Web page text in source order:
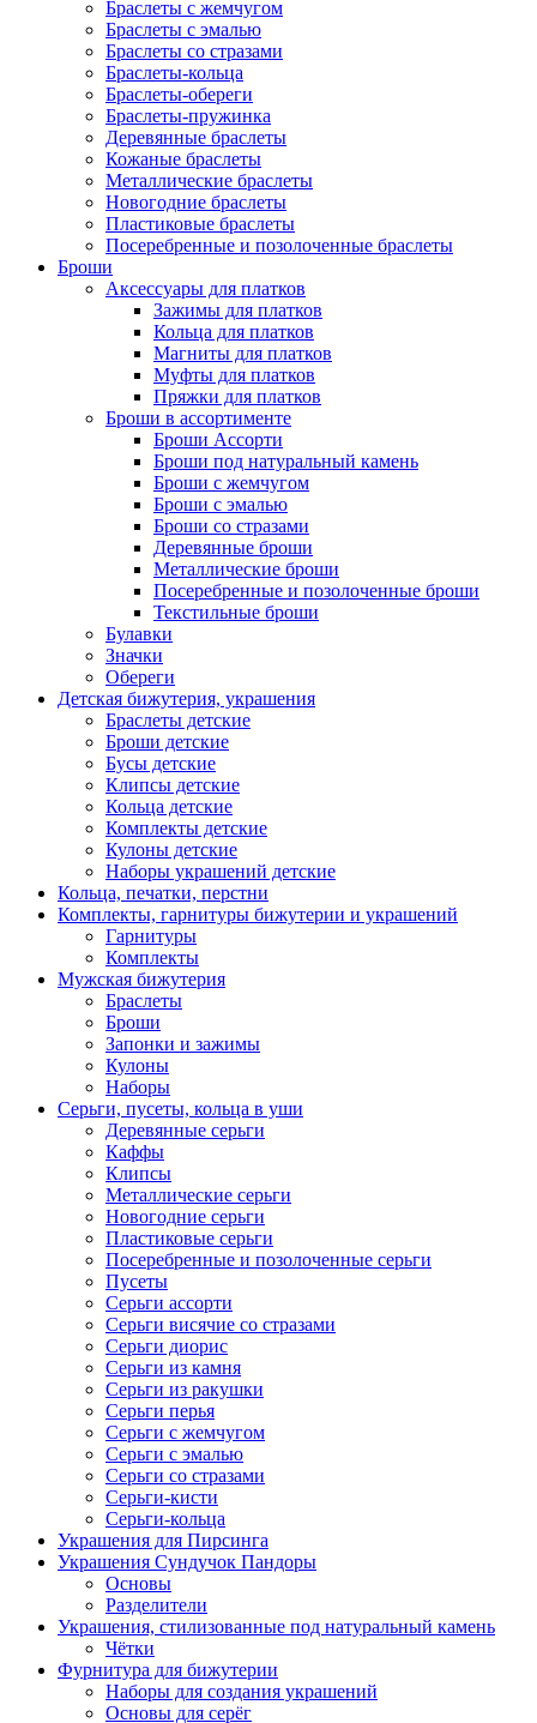
Браслеты с жемчугом
Браслеты с эмалью
Браслеты со стразами
Браслеты-кольца
Браслеты-обереги
Браслеты-пружинка
Деревянные браслеты
Кожаные браслеты
Металлические браслеты
Новогодние браслеты
Пластиковые браслеты
Посеребренные и позолоченные браслеты
Броши
Аксессуары для платков
Зажимы для платков
Кольца для платков
Магниты для платков
Муфты для платков
Пряжки для платков
Броши в ассортименте
Броши Ассорти
Броши под натуральный камень
Броши с жемчугом
Броши с эмалью
Броши со стразами
Деревянные броши
Металлические броши
Посеребренные и позолоченные броши
Текстильные броши
Булавки
Значки
Обереги
Детская бижутерия, украшения
Браслеты детские
Броши детские
Бусы детские
Клипсы детские
Кольца детские
Комплекты детские
Кулоны детские
Наборы украшений детские
Кольца, печатки, перстни
Комплекты, гарнитуры бижутерии и украшений
Гарнитуры
Комплекты
Мужская бижутерия
Браслеты
Броши
Запонки и зажимы
Кулоны
Наборы
Серьги, пусеты, кольца в уши
Деревянные серьги
Каффы
Клипсы
Металлические серьги
Новогодние серьги
Пластиковые серьги
Посеребренные и позолоченные серьги
Пусеты
Серьги ассорти
Серьги висячие со стразами
Серьги диорис
Серьги из камня
Серьги из ракушки
Серьги перья
Серьги с жемчугом
Серьги с эмалью
Серьги со стразами
Серьги-кисти
Серьги-кольца
Украшения для Пирсинга
Украшения Сундучок Пандоры
Основы
Разделители
Украшения, стилизованные под натуральный камень
Чётки
Фурнитура для бижутерии
Наборы для создания украшений
Основы для серёг